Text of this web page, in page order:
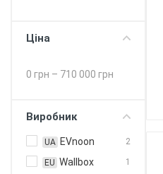
Ціна
0 грн – 710 000 грн
Виробник
UA EVnoon 2
EU Wallbox 1